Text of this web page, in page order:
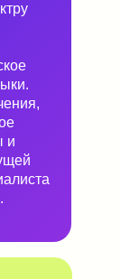
и